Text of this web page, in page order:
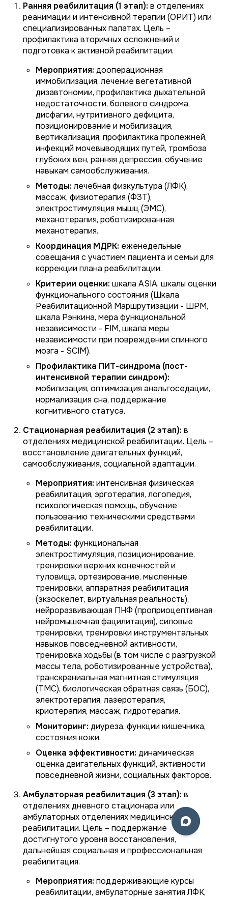
Ранняя реабилитация (1 этап): в отделениях
реанимации и интенсивной терапии (ОРИТ) или
специализированных палатах. Цель –
профилактика вторичных осложнений и
подготовка к активной реабилитации.
Мероприятия: дооперационная
иммобилизация, лечение вегетативной
дизавтономии, профилактика дыхательной
недостаточности, болевого синдрома,
дисфагии, нутритивного дефицита,
позиционирование и мобилизация,
вертикализация, профилактика пролежней,
инфекций мочевыводящих путей, тромбоза
глубоких вен, ранняя депрессия, обучение
навыкам самообслуживания.
Методы: лечебная физкультура (ЛФК),
массаж, физиотерапия (ФЗТ),
электростимуляция мышц (ЭМС),
механотерапия, роботизированная
механотерапия.
Координация МДРК: еженедельные
совещания с участием пациента и семьи для
коррекции плана реабилитации.
Критерии оценки: шкала ASIA, шкалы оценки
функционального состояния (Шкала
Реабилитационной Маршрутизации - ШРМ,
шкала Рэнкина, мера функциональной
независимости - FIM, шкала меры
независимости при повреждении спинного
мозга - SCIM).
Профилактика ПИТ-синдрома (пост-
интенсивной терапии синдром):
мобилизация, оптимизация анальгоседации,
нормализация сна, поддержание
когнитивного статуса.
Стационарная реабилитация (2 этап): в
отделениях медицинской реабилитации. Цель –
восстановление двигательных функций,
самообслуживания, социальной адаптации.
Мероприятия: интенсивная физическая
реабилитация, эрготерапия, логопедия,
психологическая помощь, обучение
пользованию техническими средствами
реабилитации.
Методы: функциональная
электростимуляция, позиционирование,
тренировки верхних конечностей и
туловища, ортезирование, мысленные
тренировки, аппаратная реабилитация
(экзоскелет, виртуальная реальность),
нейроразвивающая ПНФ (проприоцептивная
нейромышечная фацилитация), силовые
тренировки, тренировки инструментальных
навыков повседневной активности,
тренировка ходьбы (в том числе с разгрузкой
массы тела, роботизированные устройства),
транскраниальная магнитная стимуляция
(ТМС), биологическая обратная связь (БОС),
электротерапия, лазеротерапия,
криотерапия, массаж, гидротерапия.
Мониторинг: диуреза, функции кишечника,
состояния кожи.
Оценка эффективности: динамическая
оценка двигательных функций, активности
повседневной жизни, социальных факторов.
Амбулаторная реабилитация (3 этап): в
отделениях дневного стационара или
амбулаторных отделениях медицинской
реабилитации. Цель – поддержание
достигнутого уровня восстановления,
дальнейшая социальная и профессиональная
реабилитация.
Мероприятия: поддерживающие курсы
реабилитации, амбулаторные занятия ЛФК,